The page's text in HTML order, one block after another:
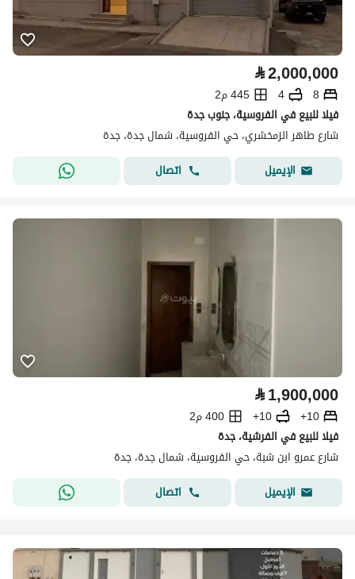
⃁2,000,000
8
4
445 م2
فيلا للبيع في الفروسية، جنوب جدة
شارع طاهر الزمخشري، حي الفروسية، شمال جدة، جدة
الإيميل
اتصال
⃁1,900,000
10+
10+
400 م2
فيلا للبيع في الفرشية، جدة
شارع عمرو ابن شبة، حي الفروسية، شمال جدة، جدة
الإيميل
اتصال